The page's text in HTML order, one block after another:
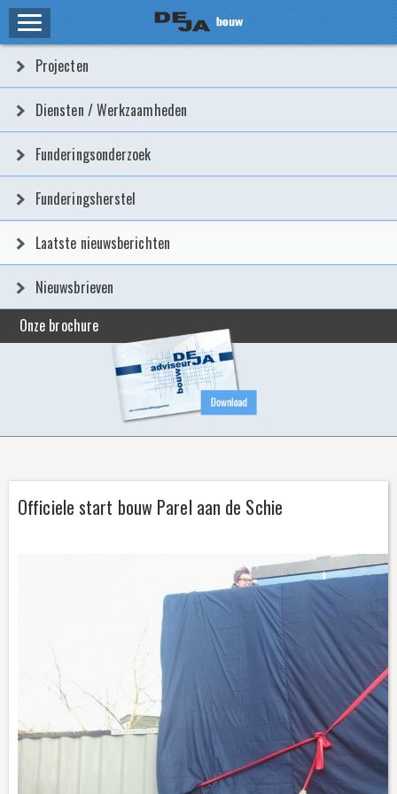
HOME
ZAKELIJK
PROJECTEN
DIENSTEN / WERKZAAMHEDEN
FUNDERINGSONDERZOEK
FUNDERINGSHERSTEL
LAATSTE NIEUWSBERICHTEN
NIEUWSBRIEVEN
Projecten
Diensten / Werkzaamheden
Funderingsonderzoek
Funderingsherstel
Laatste nieuwsberichten
Nieuwsbrieven
Onze brochure
Officiele start bouw Parel aan de Schie